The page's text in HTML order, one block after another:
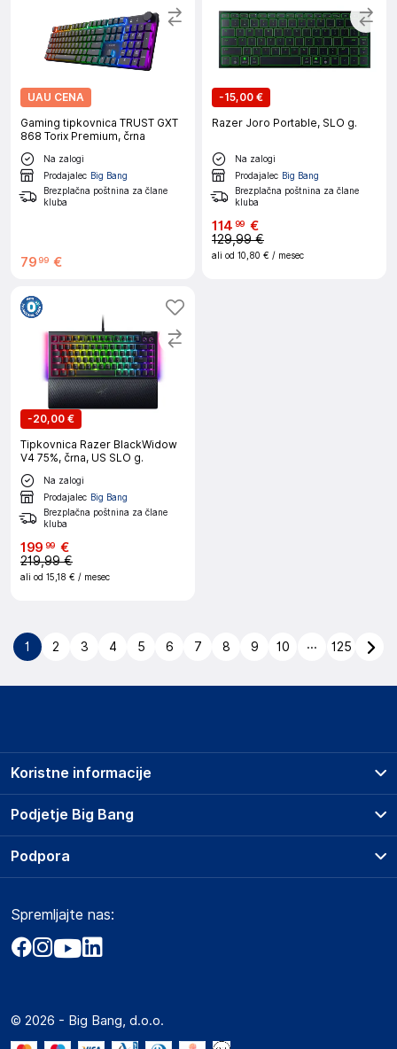
UAU CENA
Gaming tipkovnica TRUST GXT
868 Torix Premium, črna
Na zalogi
Prodajalec Big Bang
Brezplačna poštnina za člane
kluba
79 99 €
-15,00 €
Razer Joro Portable, SLO g.
Na zalogi
Prodajalec Big Bang
Brezplačna poštnina za člane
kluba
114 99 €
129,99 €
ali od 10,80 € / mesec
-20,00 €
Tipkovnica Razer BlackWidow
V4 75%, črna, US SLO g.
Na zalogi
Prodajalec Big Bang
Brezplačna poštnina za člane
kluba
199 99 €
219,99 €
ali od 15,18 € / mesec
1 2 3 4 5 6 7 8 9 10 ... 125
Podjetje Big Bang
O podjetju
Obvestila za javnost
Akt o digitalnih storitvah
Marketplace za partnerje
Koristne informacije
Prodajna mesta
Storitve
Dostava, vnos in odvoz
Načini plačila
Zavarovanje izdelkov
Podpora
Marketplace
Kako oddati naročilo?
Spremljajte nas:
© 2026 - Big Bang, d.o.o.